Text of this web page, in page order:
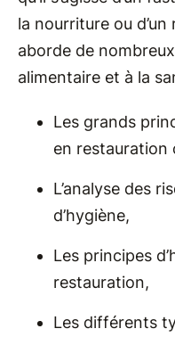
la nourriture ou
aborde de
alimentaire et à la
Les grands
en restauration
L’analyse des
d’hygiène,
Les principes
restauration,
Les différents